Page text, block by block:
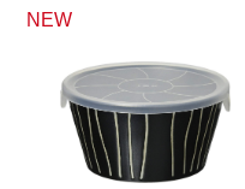
カラー
NEW